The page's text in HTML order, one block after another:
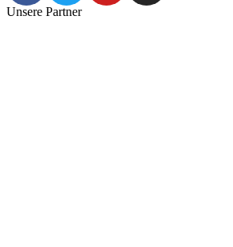
Unsere Partner